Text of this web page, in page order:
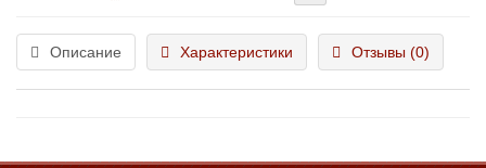
Описание Характеристики Отзывы (0)